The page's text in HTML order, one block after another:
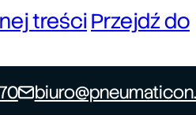
treści Przejdź do